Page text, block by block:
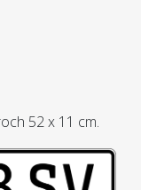
52 x 11 cm.